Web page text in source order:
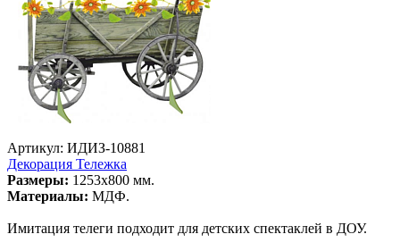
Артикул: ИДИЗ-10881
Декорация Тележка
Размеры: 1253х800 мм.
Материалы: МДФ.
Имитация телеги подходит для детских спектаклей в ДОУ.